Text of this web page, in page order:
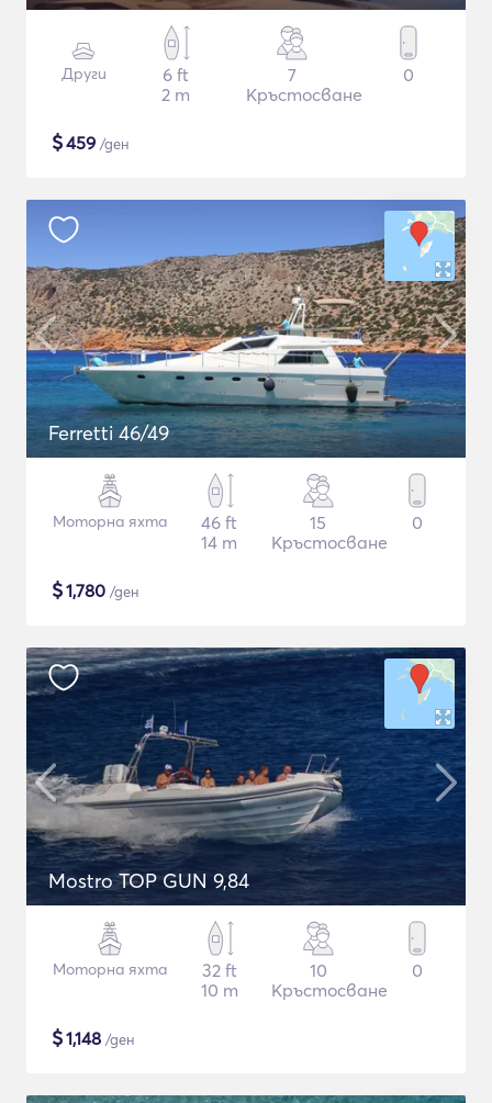
Други
6 ft
2 m
7
Кръстосване
0
$459 /ден
Ferretti 46/49
Моторна яхта
46 ft
14 m
15
Кръстосване
0
$1,780 /ден
Mostro TOP GUN 9,84
Моторна яхта
32 ft
10 m
10
Кръстосване
0
$1,148 /ден